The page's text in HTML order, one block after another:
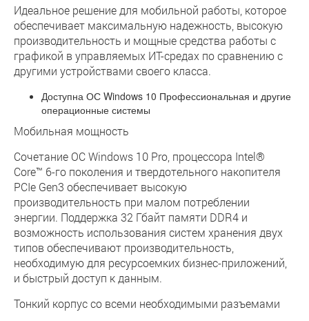
Идеальное решение для мобильной работы, которое
обеспечивает максимальную надежность, высокую
производительность и мощные средства работы с
графикой в управляемых ИТ-средах по сравнению с
другими устройствами своего класса.
Доступна ОС Windows 10 Профессиональная и другие
операционные системы
Мобильная мощность
Сочетание ОС Windows 10 Pro, процессора Intel®
Core™ 6-го поколения и твердотельного накопителя
PCIe Gen3 обеспечивает высокую
производительность при малом потреблении
энергии. Поддержка 32 Гбайт памяти DDR4 и
возможность использования систем хранения двух
типов обеспечивают производительность,
необходимую для ресурсоемких бизнес-приложений,
и быстрый доступ к данным.
Тонкий корпус со всеми необходимыми разъемами